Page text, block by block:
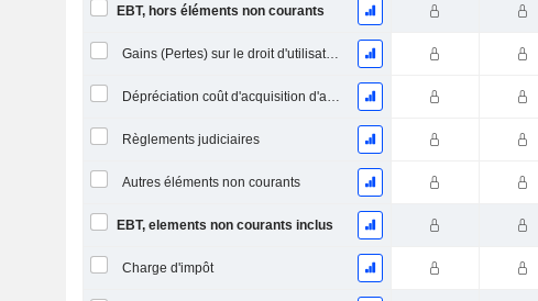
EBT, hors éléments non courants
Gains (Pertes) sur le droit d'utilisation d'actifs
Dépréciation coût d'acquisition d'actifs
Règlements judiciaires
Autres éléments non courants
EBT, elements non courants inclus
Charge d'impôt